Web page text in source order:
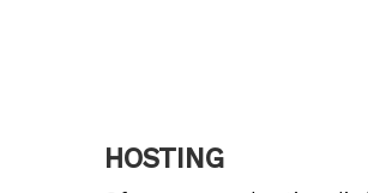
HOSTING